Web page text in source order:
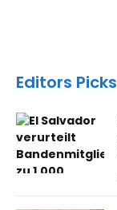
Editors Picks